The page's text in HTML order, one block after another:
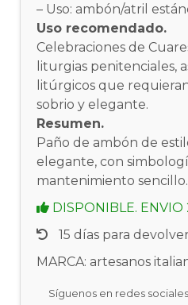
– Uso: ambón/atril
Uso recomendado.
Celebraciones de
liturgias penitenciales,
litúrgicos que
sobrio y elegante.
Resumen.
Paño de ambón de
elegante, con
mantenimiento sencillo.
DISPONIBLE. ENVIO
15 días para
MARCA: artesanos
Síguenos en redes